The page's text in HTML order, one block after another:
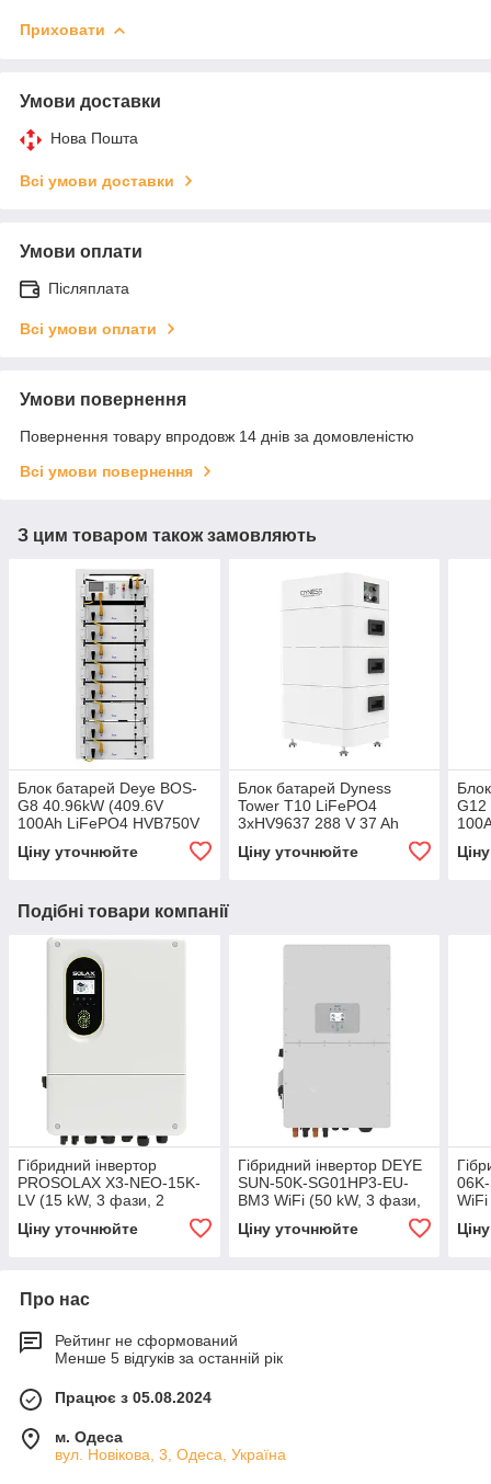
Приховати
Умови доставки
Нова Пошта
Всі умови доставки
Умови оплати
Післяплата
Всі умови оплати
Умови повернення
Повернення товару впродовж 14 днів за домовленістю
Всі умови повернення
З цим товаром також замовляють
Блок батарей Deye BOS-
G8 40.96kW (409.6V
100Ah LiFePO4 HVB750V
Ціну уточнюйте
Блок батарей Dyness
Tower T10 LiFePO4
3xHV9637 288 V 37 Ah
Ціну уточнюйте
G12
Подібні товари компанії
Гібридний інвертор
PROSOLAX X3-NEO-15K-
LV (15 kW, 3 фази, 2
Ціну уточнюйте
Гібридний інвертор DEYE
SUN-50K-SG01HP3-EU-
BM3 WiFi (50 kW, 3 фази,
Ціну уточнюйте
Про нас
Рейтинг не сформований
Менше 5 відгуків за останній рік
Працює з 05.08.2024
м. Одеса
вул. Новікова, 3, Одеса, Україна